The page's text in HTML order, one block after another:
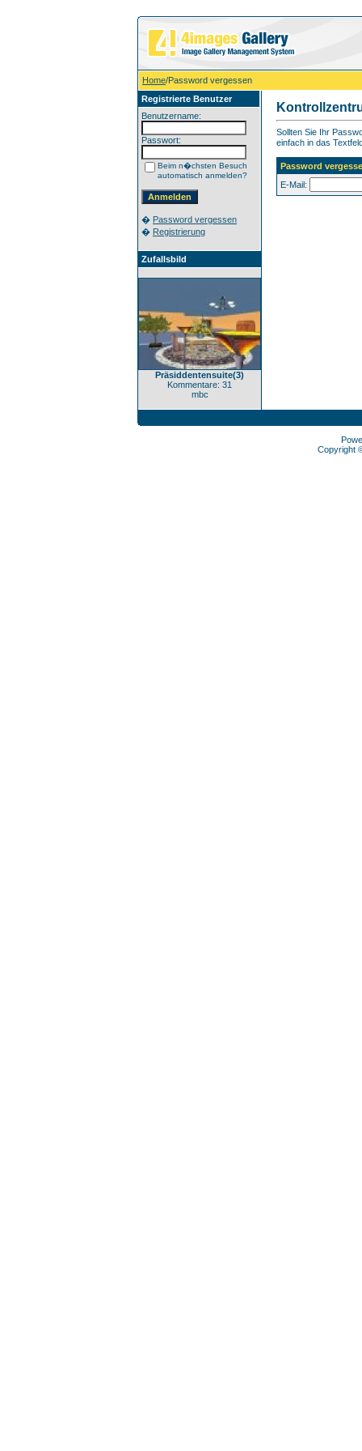
Home/Password vergessen
Registrierte Benutzer
Benutzername:
Passwort:
Beim n�chsten Besuch
automatisch anmelden?
� Password vergessen
� Registrierung
Zufallsbild
Präsiddentensuite(3)
Kommentare: 31
mbc
Sollten Sie Ihr
einfach in das
Password
E-Mail:
Copyright